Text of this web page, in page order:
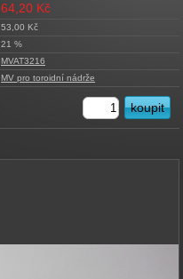
64,20 Kč
53,00 Kč
21 %
MVAT3216
MV pro toroidní nádrže